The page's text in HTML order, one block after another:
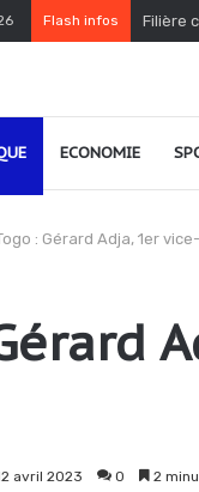
Flash infos Filière
ECONOMIE
: Gérard Adja, 1er
avril 2023 0 2